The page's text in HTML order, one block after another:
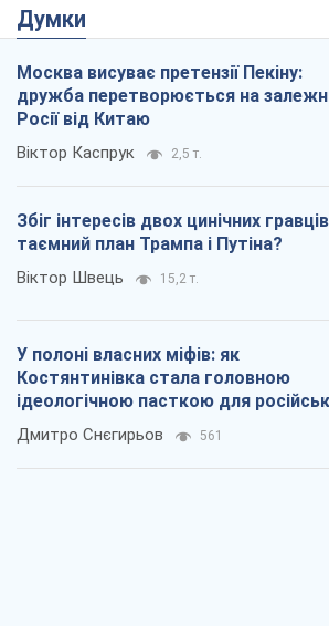
Думки
Москва висуває претензії Пекіну:
дружба перетворюється на
Росії від Китаю
Віктор Каспрук 2,5 т.
Збіг інтересів двох цинічних
таємний план Трампа і Путіна?
Віктор Швець 15,2 т.
У полоні власних міфів: як
Костянтинівка стала головною
ідеологічною пасткою для
окупантів
Дмитро Снєгирьов 561